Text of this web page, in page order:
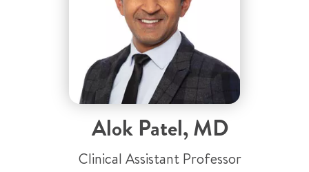
Alok Patel,MD
Clinical Assistant Professor